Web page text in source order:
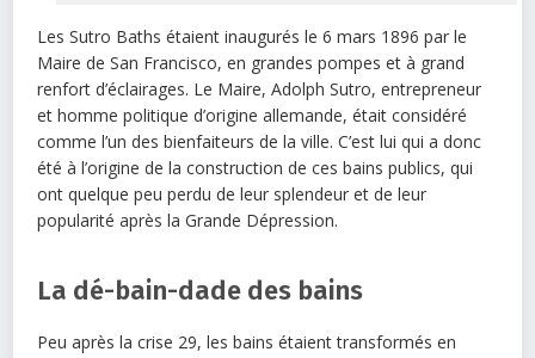
Les Sutro Baths étaient inaugurés le 6 mars 1896 par le
Maire de San Francisco, en grandes pompes et à grand
renfort d’éclairages. Le Maire, Adolph Sutro, entrepreneur
et homme politique d’origine allemande, était considéré
comme l’un des bienfaiteurs de la ville. C’est lui qui a donc
été à l’origine de la construction de ces bains publics, qui
ont quelque peu perdu de leur splendeur et de leur
popularité après la Grande Dépression.
La dé-bain-dade des bains
Peu après la crise 29, les bains étaient transformés en